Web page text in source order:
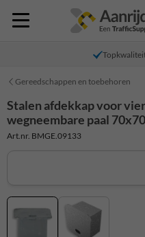
Gereedschappen en toebehoren
Stalen afdekkap voor
wegneembare paal
Art.nr. BMGE.09133